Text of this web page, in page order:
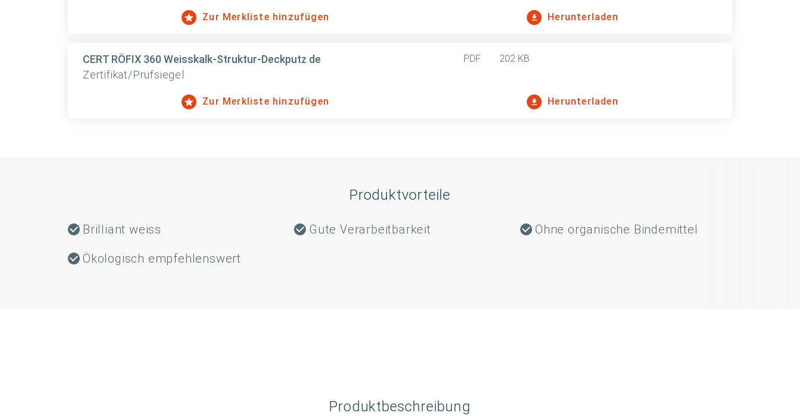
Zur Merkliste hinzufügen Herunterladen
CERT RÖFIX 360 Weisskalk-Struktur-Deckputz de
Zertifikat/Prüfsiegel
PDF 202 KB
Zur Merkliste hinzufügen Herunterladen
Produktvorteile
Brilliant weiss Gute Verarbeitbarkeit Ohne organische Bindemittel
Ökologisch empfehlenswert
Produktbeschreibung